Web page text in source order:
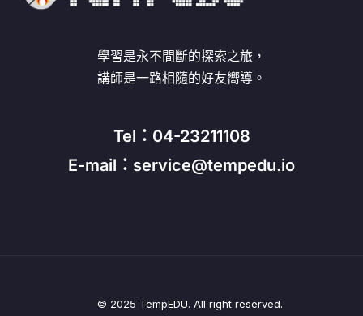
學習是永不間斷的探索之旅，
講師是一路相隨的好友嚮導。
Tel：04-23211108
E-mail：service@tempedu.io
© 2025 TempEDU. All right reserved.